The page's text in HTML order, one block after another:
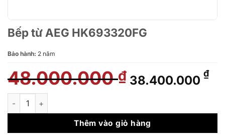
Bếp từ AEG HK693320FG
Bảo hành: 2 năm
48.000.000₫ Giá
gốc
48.000.000 ₫.
38.400.000 ₫
là:
Bếp từ AEG HK693320FG số lượng
Thêm vào giỏ hàng